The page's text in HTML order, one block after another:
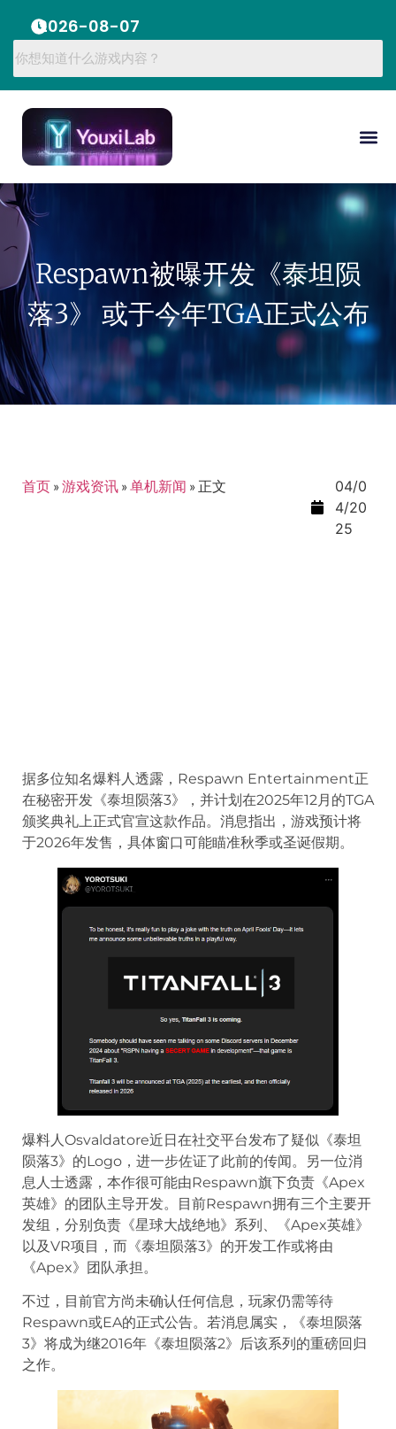
2026-08-07
Respawn被曝开发《泰坦陨
落3》 或于今年TGA正式公布
首页 »游戏资讯 »单机新闻 » 正文
04/0
4/20
25
据多位知名爆料人透露，Respawn Entertainment正
在秘密开发《泰坦陨落3》，并计划在2025年12月的TGA
颁奖典礼上正式官宣这款作品。消息指出，游戏预计将
于2026年发售，具体窗口可能瞄准秋季或圣诞假期。
爆料人Osvaldatore近日在社交平台发布了疑似《泰坦
陨落3》的Logo，进一步佐证了此前的传闻。另一位消
息人士透露，本作很可能由Respawn旗下负责《Apex
英雄》的团队主导开发。目前Respawn拥有三个主要开
发组，分别负责《星球大战绝地》系列、《Apex英雄》
以及VR项目，而《泰坦陨落3》的开发工作或将由
《Apex》团队承担。
不过，目前官方尚未确认任何信息，玩家仍需等待
Respawn或EA的正式公告。若消息属实，《泰坦陨落
3》将成为继2016年《泰坦陨落2》后该系列的重磅回归
之作。